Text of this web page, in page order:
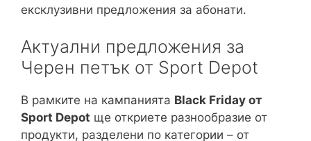
ексклузивни предложения за абонати.
Актуални предложения за
Черен петък от Sport Depot
В рамките на кампанията Black Friday от
Sport Depot ще откриете разнообразие от
продукти, разделени по категории – от